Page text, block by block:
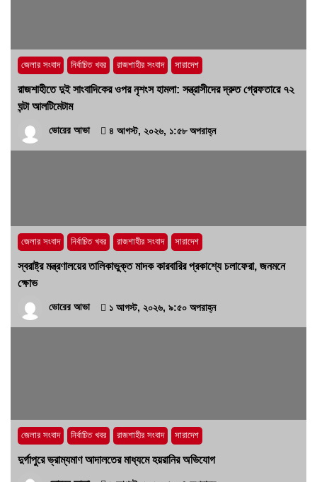
১৭ জুলাই, ২০২৬, ৪:৩৩ অপরাহ্ন
জেলার সংবাদ নির্বাচিত খবর রাজশাহীর সংবাদ সারাদেশ
রাজশাহীতে দুই সাংবাদিকের ওপর নৃশংস হামলা: সন্ত্রাসীদের দ্রুত গ্রেফতারে ৭২
ঘন্টা আলটিমেটাম
ভোরের আভা ৪ আগস্ট, ২০২৬, ১:৫৮ অপরাহ্ন
জেলার সংবাদ নির্বাচিত খবর রাজশাহীর সংবাদ সারাদেশ
স্বরাষ্ট্র মন্ত্রণালয়ের তালিকাভুক্ত মাদক কারবারির প্রকাশ্যে চলাফেরা, জনমনে
ক্ষোভ
ভোরের আভা ১ আগস্ট, ২০২৬, ৯:৫০ অপরাহ্ন
জেলার সংবাদ নির্বাচিত খবর রাজশাহীর সংবাদ সারাদেশ
দুর্গাপুরে ভ্রাম্যমাণ আদালতের মাধ্যমে হয়রানির অভিযোগ